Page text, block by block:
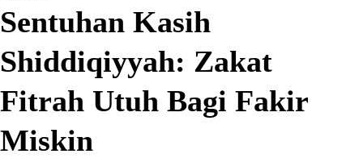
Sentuhan Kasih
Shiddiqiyyah: Zakat
Fitrah Utuh Bagi Fakir
Miskin